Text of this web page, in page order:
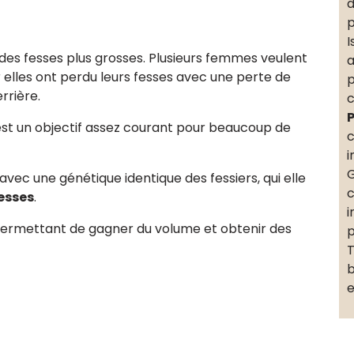
fesses plus grosses. Plusieurs femmes veulent
ont perdu leurs fesses avec une perte de
un objectif assez courant pour beaucoup de
une génétique identique des fessiers, qui elle
.
de gagner du volume et obtenir des